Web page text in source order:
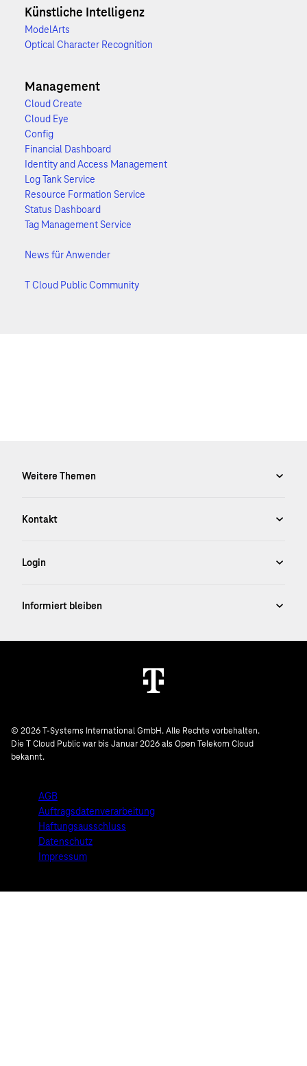
Künstliche Intelligenz
ModelArts
Optical Character Recognition
Management
Cloud Create
Cloud Eye
Config
Financial Dashboard
Identity and Access Management
Log Tank Service
Resource Formation Service
Status Dashboard
Tag Management Service
News für Anwender
T Cloud Public Community
© 2026 T-Systems International GmbH. Alle Rechte vorbehalten.
Die T Cloud Public war bis Januar 2026 als Open Telekom Cloud
bekannt.
AGB
Auftragsdatenverarbeitung
Haftungsausschluss
Datenschutz
Impressum